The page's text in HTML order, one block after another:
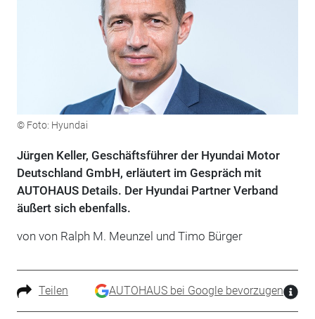
© Foto: Hyundai
Jürgen Keller, Geschäftsführer der Hyundai Motor
Deutschland GmbH, erläutert im Gespräch mit
AUTOHAUS Details. Der Hyundai Partner Verband
äußert sich ebenfalls.
von von Ralph M. Meunzel und Timo Bürger
Teilen AUTOHAUS bei Google bevorzugen